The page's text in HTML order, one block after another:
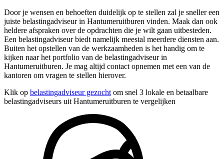
Door je wensen en behoeften duidelijk op te stellen zal je sneller een
juiste belastingadviseur in Hantumeruitburen vinden. Maak dan ook
heldere afspraken over de opdrachten die je wilt gaan uitbesteden.
Een belastingadviseur biedt namelijk meestal meerdere diensten aan.
Buiten het opstellen van de werkzaamheden is het handig om te
kijken naar het portfolio van de belastingadviseur in
Hantumeruitburen. Je mag altijd contact opnemen met een van de
kantoren om vragen te stellen hierover.
Klik op belastingadviseur gezocht om snel 3 lokale en betaalbare
belastingadviseurs uit Hantumeruitburen te vergelijken